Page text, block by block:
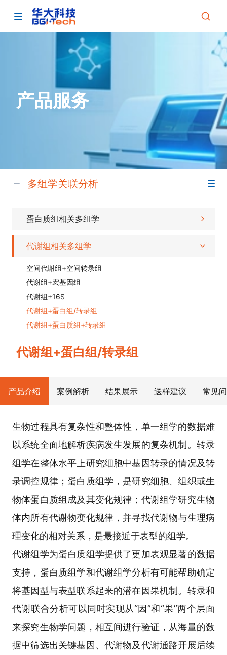
产品服务
多组学关联分析
蛋白质组相关多组学
代谢组相关多组学
空间代谢组+空间转录组
代谢组+宏基因组
代谢组+16S
代谢组+蛋白组/转录组
代谢组+蛋白质组+转录组
代谢组+蛋白组/转录组
产品介绍 案例解析 结果展示 送样建议 常见
生物过程具有复杂性和整体性，单一组学的数据难
以系统全面地解析疾病发生发展的复杂机制。转录
组学在整体水平上研究细胞中基因转录的情况及转
录调控规律；蛋白质组学，是研究细胞、组织或生
物体蛋白质组成及其变化规律；代谢组学研究生物
体内所有代谢物变化规律，并寻找代谢物与生理病
理变化的相对关系，是最接近于表型的组学。
代谢组学为蛋白质组学提供了更加表观显著的数据
支持，蛋白质组学和代谢组学分析有可能帮助确定
将基因型与表型联系起来的潜在因果机制。转录和
代谢联合分析可以同时实现从“因”和“果”两个层面
来探究生物学问题，相互间进行验证，从海量的数
据中筛选出关键基因、代谢物及代谢通路开展后续